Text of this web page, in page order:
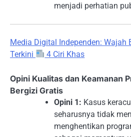
menjadi perhatian
Media Digital Independen: Wajah
Terkini
4 Ciri Khas
Opini Kualitas dan Keamanan
Bergizi Gratis
Opini 1: Kasus
seharusnya tidak
menghentikan